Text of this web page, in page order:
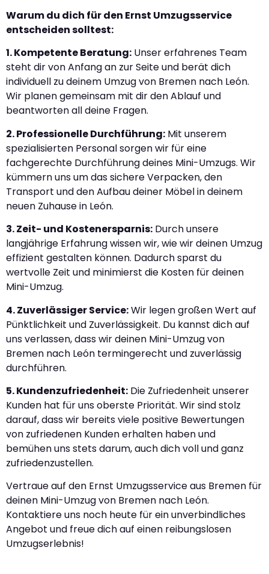
Warum du dich für den Ernst Umzugsservice
entscheiden solltest:
1. Kompetente Beratung: Unser erfahrenes Team
steht dir von Anfang an zur Seite und berät dich
individuell zu deinem Umzug von Bremen nach León.
Wir planen gemeinsam mit dir den Ablauf und
beantworten all deine Fragen.
2. Professionelle Durchführung: Mit unserem
spezialisierten Personal sorgen wir für eine
fachgerechte Durchführung deines Mini-Umzugs. Wir
kümmern uns um das sichere Verpacken, den
Transport und den Aufbau deiner Möbel in deinem
neuen Zuhause in León.
3. Zeit- und Kostenersparnis: Durch unsere
langjährige Erfahrung wissen wir, wie wir deinen Umzug
effizient gestalten können. Dadurch sparst du
wertvolle Zeit und minimierst die Kosten für deinen
Mini-Umzug.
4. Zuverlässiger Service:Wir legen großen Wert auf
Pünktlichkeit und Zuverlässigkeit. Du kannst dich auf
uns verlassen, dass wir deinen Mini-Umzug von
Bremen nach León termingerecht und zuverlässig
durchführen.
5. Kundenzufriedenheit: Die Zufriedenheit unserer
Kunden hat für uns oberste Priorität. Wir sind stolz
darauf, dass wir bereits viele positive Bewertungen
von zufriedenen Kunden erhalten haben und
bemühen uns stets darum, auch dich voll und ganz
zufriedenzustellen.
Vertraue auf den Ernst Umzugsservice aus Bremen für
deinen Mini-Umzug von Bremen nach León.
Kontaktiere uns noch heute für ein unverbindliches
Angebot und freue dich auf einen reibungslosen
Umzugserlebnis!